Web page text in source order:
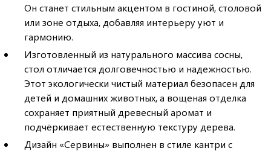
Он станет стильным акцентом в гостиной, столовой
или зоне отдыха, добавляя интерьеру уют и
гармонию.
Изготовленный из натурального массива сосны,
стол отличается долговечностью и надежностью.
Этот экологически чистый материал безопасен для
детей и домашних животных, а вощеная отделка
сохраняет приятный древесный аромат и
подчёркивает естественную текстуру дерева.
Дизайн «Сервины» выполнен в стиле кантри с